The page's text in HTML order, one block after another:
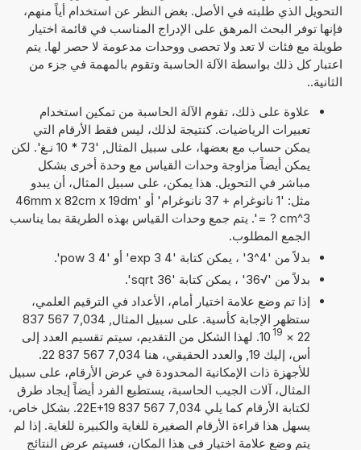
التحويل الذي طلبته في الأصل. بغض النظر عن استخدام أياً منهم،
فإنها توفر البحث المرهق على الإدراج المناسب في قائمة اختيار
طويلة مع فئات لا تعد ولا تحصى ووحدات مدعومة لا حصر لها. يتم
اعتبار كل ذلك بواسطة الآلة الحاسبة وتقوم بالمهمة في جزء من
الثانية..
علاوة على ذلك، تقوم الآلة الحاسبة من تمكين استخدام
تعبيرات الرياضيات. كنتيجة لذلك، ليس فقط الأرقام التي
يمكن حساب مع بعضها، على سبيل المثال, '73 * 10 نـغ'. لكن
يمكن أيضاً مزاوجة وحدات القياس مع وحدة أخرى بشكل
مباشر في التحويل. هذا يمكن، على سبيل المثال، أن يبدو
مثل: '1 نانوغرام + 37 نانوغرام' أو '46mm x 82cm x 19dm
= ? cm^3'. يتم جمع وحدات القياس بهذه الطريقة بما يناسب
الجمع المطلوب.
بدلاً من '4^3' ، يمكن كتابة '4 exp 3' أو '4 pow 3'.
بدلاً من '√36' ، يمكن كتابة 'sqrt 36'.
إذا تم وضع علامة اختيار أمام، الأعداد في الترقيم العلمي،
ستظهر الإجابة كأسية. على سبيل المثال, 7,034 567 837
22
×
10 19
. لهذا الشكل من التقديم، سيتم تقسيم العدد إلى
أس، إليك 19, والعدد الحقيقي، هنا 7,034 567 837 22.
للأجهزة ذات الإمكانية المحدودة في عرض الأرقام، على سبيل
المثال، آلات الجيب الحاسبة، يستطيع الفرد أيضاً إيجاد طرق
لكتابة الأرقام كما يلي 7,034 567 837 22E+19. بشكل خاص،
يسهل هذا قراءة الأرقام الصغيرة للغاية والكبيرة للغاية. إذا لم
يتم وضع علامة اختيار في هذا المكان، فسيتم عرض النتائج